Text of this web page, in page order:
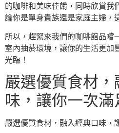
的咖啡和美味佳餚，同時欣賞我
論你是單身貴族還是家庭主婦，
所以，趕緊來我們的咖啡館品嚐
室內抽菸環境，讓你的生活更加
光臨！
嚴選優質食材，
味，讓你一次滿
嚴選優質食材，融入經典口味，